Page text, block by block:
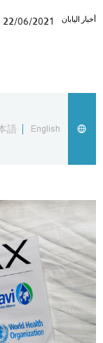
سياحة وسفر
اليابان في فيديو
علوم وتكنولوجيا
الأقسام
صور
الأكثر تفاعلا
أخبار اليابان 22/06/2021
English
語